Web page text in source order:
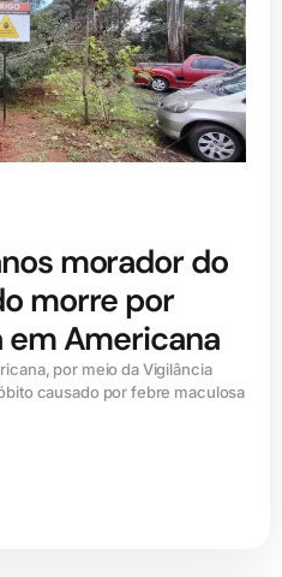
morador do
morre por
Americana
por meio da Vigilância
causado por febre maculosa